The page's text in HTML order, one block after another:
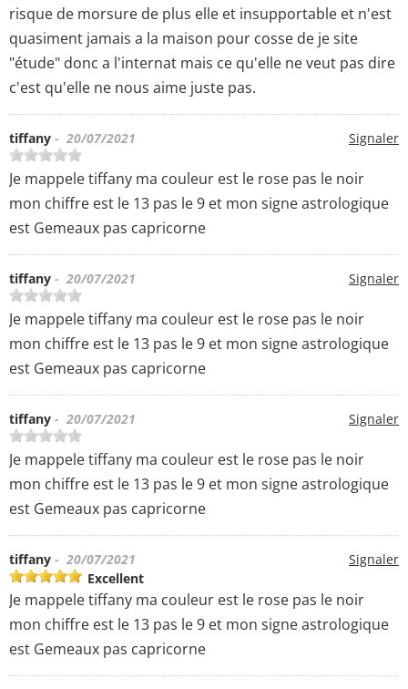
risque de morsure de plus elle et insupportable et n'est
quasiment jamais a la maison pour cosse de je site
"étude" donc a l'internat mais ce qu'elle ne veut pas dire
c'est qu'elle ne nous aime juste pas.
Signaler
tiffany - 20/07/2021
Je mappele tiffany ma couleur est le rose pas le noir
mon chiffre est le 13 pas le 9 et mon signe astrologique
est Gemeaux pas capricorne
Signaler
tiffany - 20/07/2021
Je mappele tiffany ma couleur est le rose pas le noir
mon chiffre est le 13 pas le 9 et mon signe astrologique
est Gemeaux pas capricorne
Signaler
tiffany - 20/07/2021
Je mappele tiffany ma couleur est le rose pas le noir
mon chiffre est le 13 pas le 9 et mon signe astrologique
est Gemeaux pas capricorne
Signaler
tiffany - 20/07/2021
Excellent
Je mappele tiffany ma couleur est le rose pas le noir
mon chiffre est le 13 pas le 9 et mon signe astrologique
est Gemeaux pas capricorne